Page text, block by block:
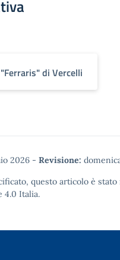
di Vercelli
2026 - Revisione:
questo articolo è
4.0 Italia.